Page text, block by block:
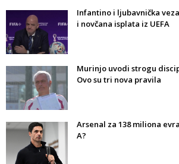
Infantino i ljubavnička
i novčana isplata iz UEFA
Murinjo uvodi strogu
Ovo su tri nova pravila
Arsenal za 138 miliona
A?